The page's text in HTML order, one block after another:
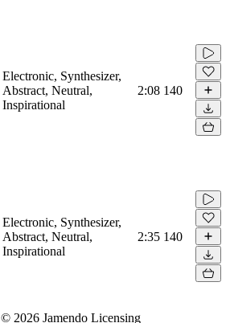
Electronic, Synthesizer,
Abstract, Neutral,
Inspirational
2:08 140
Electronic, Synthesizer,
Abstract, Neutral,
Inspirational
2:35 140
© 2026 Jamendo Licensing